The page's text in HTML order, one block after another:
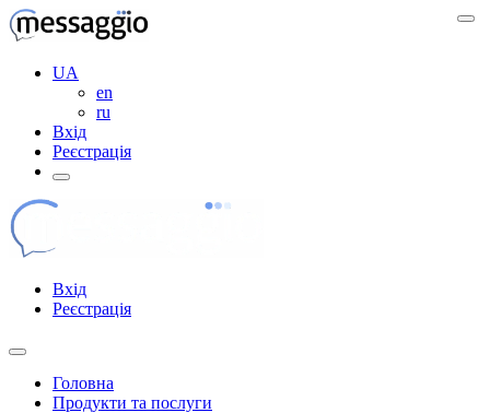
UA
en
ru
Вхід
Реєстрація
Вхід
Реєстрація
Головна
Продукти та послуги